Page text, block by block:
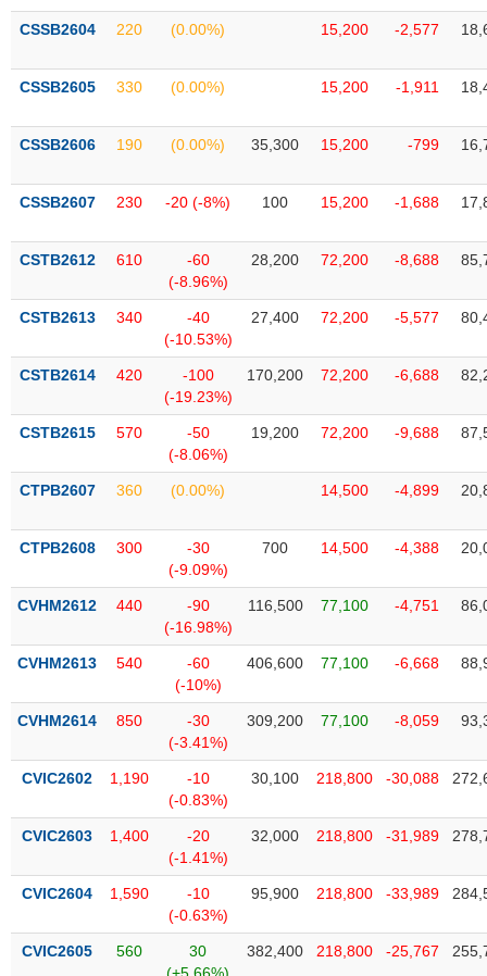
CSSB2604 220 (0.00%) 15,200 -2,577
CSSB2605 330 (0.00%) 15,200 -1,911
CSSB2606 190 (0.00%) 35,300 15,200 -799
CSSB2607 230 -20 (-8%) 100 15,200 -1,688
CSTB2612 610
-60
(-8.96%)
28,200 72,200 -8,688
CSTB2613 340
-40
(-10.53%)
27,400 72,200 -5,577
CSTB2614 420
-100
(-19.23%)
170,200 72,200 -6,688
CSTB2615 570
-50
(-8.06%)
19,200 72,200 -9,688
CTPB2607 360 (0.00%) 14,500 -4,899
CTPB2608 300
-30
(-9.09%)
700 14,500 -4,388
CVHM2612 440
-90
(-16.98%)
116,500 77,100 -4,751
CVHM2613 540
-60
(-10%)
406,600 77,100 -6,668
CVHM2614 850
-30
(-3.41%)
309,200 77,100 -8,059
CVIC2602 1,190
-10
(-0.83%)
30,100 218,800 -30,088
CVIC2603 1,400
-20
(-1.41%)
32,000 218,800 -31,989
CVIC2604 1,590
-10
(-0.63%)
95,900 218,800 -33,989
CVIC2605 560
30
382,400 218,800 -25,767
BẤT
ĐỘNG
chứng
khoán
Tất cả Cổ phiếu Chỉ số Chứng chỉ quỹ Chứng
Lãnh
(-)
Người nội bộ
tức
(-)
của
(-)
Báo
phân
tích
ngữ
(-)
Dịch
(-)